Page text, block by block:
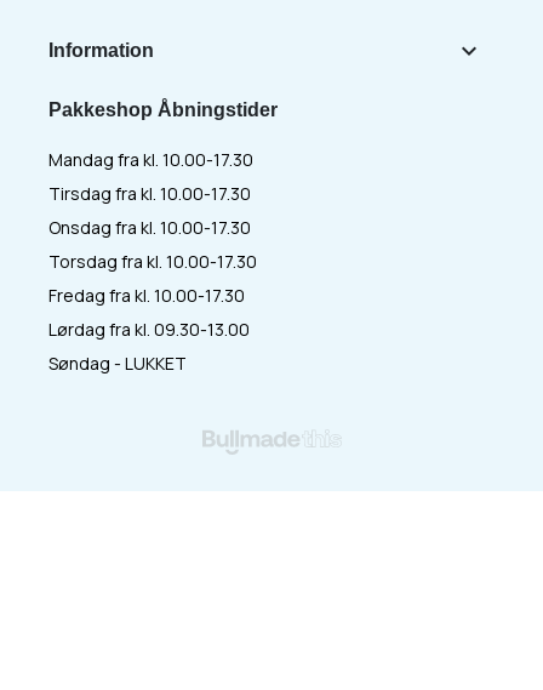
Pakkeshop Åbningstider
Mandag fra kl. 10.00-17.30
Tirsdag fra kl. 10.00-17.30
Onsdag fra kl. 10.00-17.30
Torsdag fra kl. 10.00-17.30
Fredag fra kl. 10.00-17.30
Lørdag fra kl. 09.30-13.00
Søndag - LUKKET
Information 